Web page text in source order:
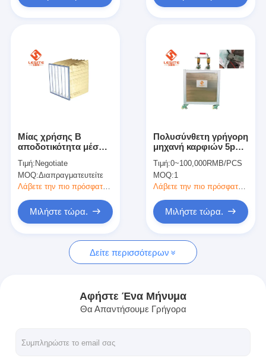
Προϊόντα
Βίντεο
Σχετικά με εμάς
Έλεγχος ποιότητας
Επικοινωνήστε μαζί μας
Ειδήσεις
Μηχανή κατασκευής φίλτρων αέρα
Φίλτρο τσεπών που κατασκευάζει τη μηχανή
Μίας χρήσης Β
αποδοτικότητα μέσων
τράπεζας EN779
συνθετική
Τιμή: Negotiate
MOQ:Διαπραγματευτείτε
Λάβετε την πιο πρόσφατη τιμή
Μιλήστε τώρα.
Πολυσύνθετη γρήγορη
μηχανή καρφιών 5pa
φίλτρο HEPA
Τιμή:0~100,000RMB/PCS
MOQ:1
Λάβετε την πιο πρόσφατη τιμή
Μιλήστε τώρα.
Δείτε περισσότερων
Αφήστε Ένα Μήνυμα
Θα Απαντήσουμε Γρήγορα